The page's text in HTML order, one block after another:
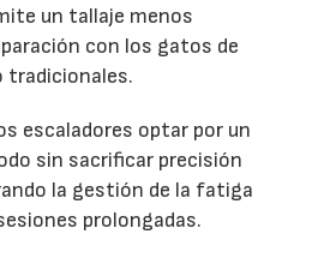
un tallaje menos
con los gatos de
escaladores optar por un
sin sacrificar precisión
la gestión de la fatiga
prolongadas.